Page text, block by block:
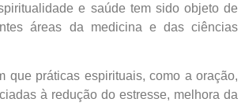
e saúde tem sido objeto de
áreas da medicina e das ciências
que práticas espirituais, como a oração,
à redução do estresse, melhora da